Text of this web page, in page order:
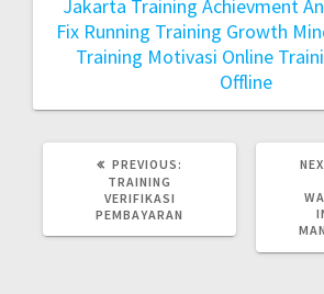
Jakarta Training Achievment
Fix Running Training Growth
Training Motivasi Online
Offline
PREVIOUS:
TRAINING
VERIFIKASI
PEMBAYARAN